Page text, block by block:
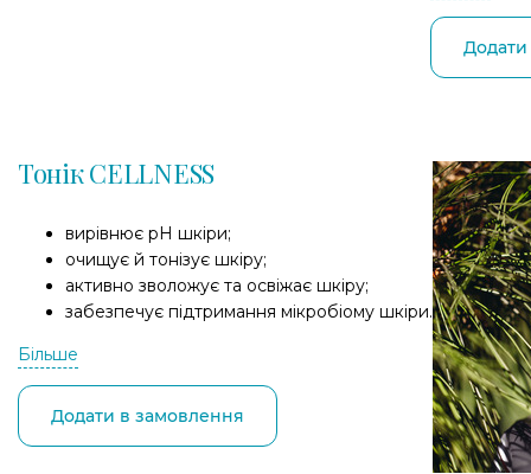
Тонік CELLNESS
вирівнює pH шкіри;
очищує й тонізує шкіру;
активно зволожує та освіжає шкіру;
забезпечує підтримання мікробіому шкіри.
Більше
Додати в замовлення